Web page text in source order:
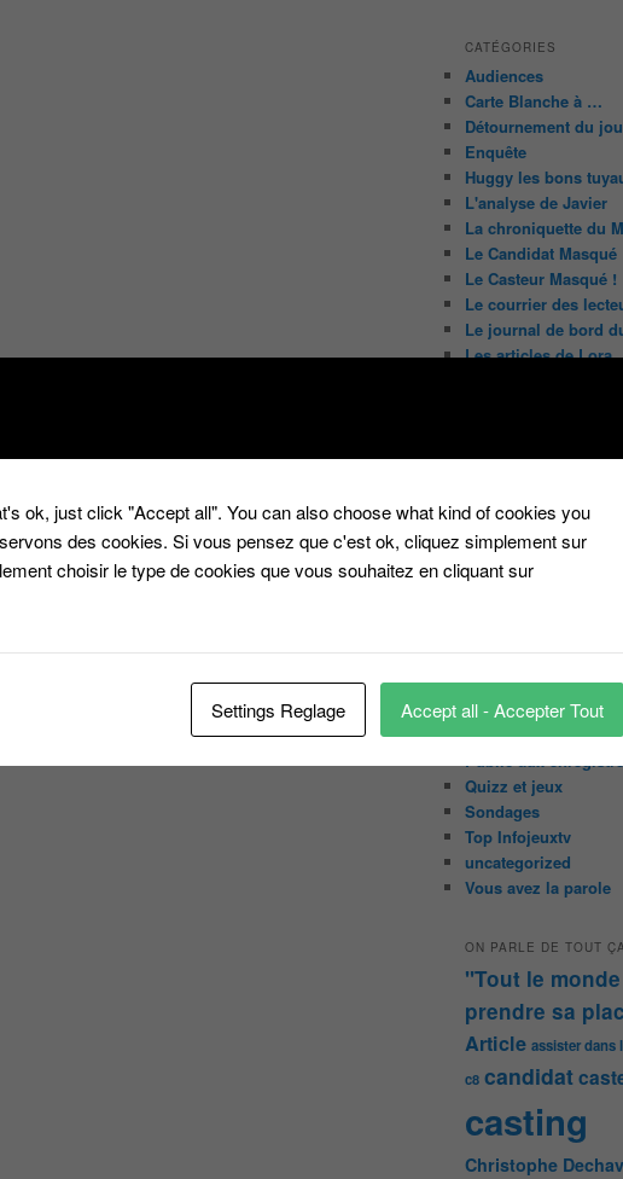
CATÉGORIES
Audiences
Carte Blanche à …
Détournement du
Enquête
Huggy les bons
L'analyse de Javier
La chroniquette du
Le Candidat Masqué
Le Casteur Masqué !
Le courrier des
Le journal de bord
Les articles de Lora
Les indiscrétions
souris
LES INTRIGUES DE
Les pages du blog
Les pages réservées
abonnées
Les Portraits de
Malika la Fouine
Non classé
On a testé pour vous
Public aux
Quizz et jeux
Sondages
Top Infojeuxtv
uncategorized
Vous avez la parole
ON PARLE DE TOUT
"Tout le
prendre sa
Article assister dans
c8 candidat
casting
Christophe
ok, just click "Accept all". You can also choose what kind of cookies you
des cookies. Si vous pensez que c'est ok, cliquez simplement sur
choisir le type de cookies que vous souhaitez en cliquant sur
Settings Reglage Accept all - Accepter Tout